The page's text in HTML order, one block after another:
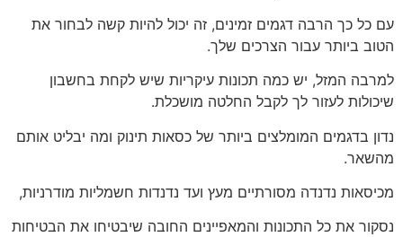
עם כל כך הרבה דגמים זמינים, זה יכול להיות קשה לבחור את
הטוב ביותר עבור הצרכים שלך.
למרבה המזל, יש כמה תכונות עיקריות שיש לקחת בחשבון
שיכולות לעזור לך לקבל החלטה מושכלת.
נדון בדגמים המומלצים ביותר של כסאות תינוק ומה יבליט אותם
מהשאר.
מכיסאות נדנדה מסורתיים מעץ ועד נדנדות חשמליות מודרניות,
נסקור את כל התכונות והמאפיינים החובה שיבטיחו את הבטיחות